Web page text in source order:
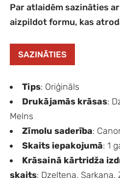
Par atlaidēm sazināties
aizpildot formu, kas
SAZINĀTIES
Tips: Oriģināls
Drukājamās krāsas:
Melns
Zīmolu saderība:
Skaits iepakojumā: 1
Krāsainā kārtridža
skaits: Dzeltena, Sarkana,